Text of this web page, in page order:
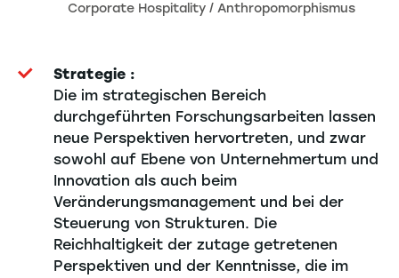
Corporate Hospitality / Anthropomorphismus
Strategie :
Die im strategischen Bereich
durchgeführten Forschungsarbeiten lassen
neue Perspektiven hervortreten, und zwar
sowohl auf Ebene von Unternehmertum und
Innovation als auch beim
Veränderungsmanagement und bei der
Steuerung von Strukturen. Die
Reichhaltigkeit der zutage getretenen
Perspektiven und der Kenntnisse, die im